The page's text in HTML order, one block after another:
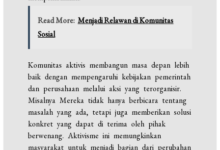
Read More: Menjadi Relawan di Komunitas
Sosial
Komunitas aktivis membangun masa depan lebih
baik dengan mempengaruhi kebijakan pemerintah
dan perusahaan melalui aksi yang terorganisir.
Misalnya Mereka tidak hanya berbicara tentang
masalah yang ada, tetapi juga memberikan solusi
konkret yang dapat di terima oleh pihak
berwenang. Aktivisme ini memungkinkan
masyarakat untuk menjadi bagian dari perubahan